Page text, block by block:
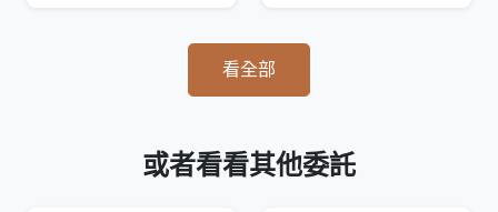
看全部
或者看看其他委託